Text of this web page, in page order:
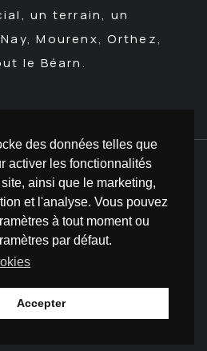
des données telles que
activer les fonctionnalités
ainsi que le marketing,
et l'analyse. Vous pouvez
à tout moment ou
par défaut.
Accepter
un terrain, un
Mourenx, Orthez,
le Béarn.
par la CCI Pau Béarn